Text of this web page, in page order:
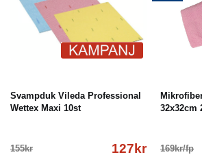
Svampduk Vileda Professional
Wettex Maxi 10st
155kr 127kr
32x32cm
169kr/fp